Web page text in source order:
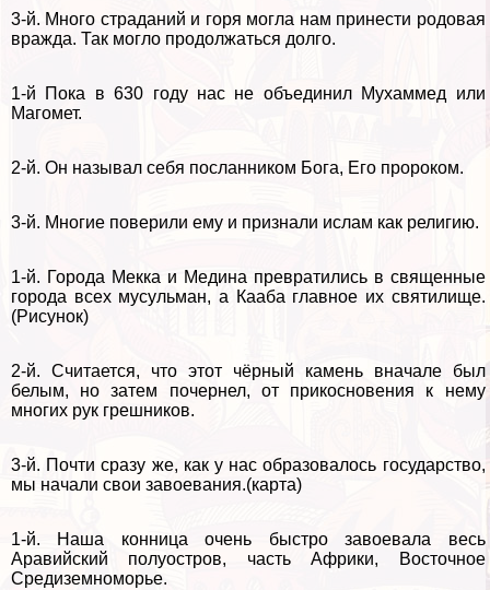
3-й. Много страданий и горя могла нам принести родовая
вражда. Так могло продолжаться долго.
1-й Пока в 630 году нас не объединил Мухаммед или
Магомет.
2-й. Он называл себя посланником Бога, Его пророком.
3-й. Многие поверили ему и признали ислам как религию.
1-й. Города Мекка и Медина превратились в священные
города всех мусульман, а Кааба главное их святилище.
(Рисунок)
2-й. Считается, что этот чёрный камень вначале был
белым, но затем почернел, от прикосновения к нему
многих рук грешников.
3-й. Почти сразу же, как у нас образовалось государство,
мы начали свои завоевания.(карта)
1-й. Наша конница очень быстро завоевала весь
Аравийский полуостров, часть Африки, Восточное
Средиземноморье.